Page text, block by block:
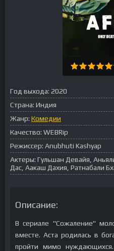
Год выхода: 2020
Страна: Индия
Жанр: Комедии
Качество: WEBRip
Режиссер: Anubhuti Kashyap
Актеры: Гульшан Девайя,
Дас, Аакаш Дахия, Ратнабали
Описание:
В сериале "Сожаление"
вместе. Аста родилась в
пройти мимо